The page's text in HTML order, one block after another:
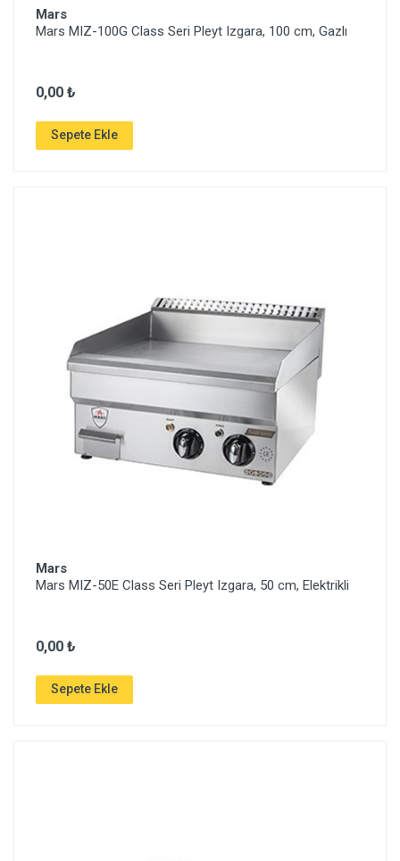
Mars
Mars MIZ-100G Class Seri Pleyt Izgara, 100 cm, Gazlı
0,00 ₺
Sepete Ekle
Mars
Mars MIZ-50E Class Seri Pleyt Izgara, 50 cm, Elektrikli
0,00 ₺
Sepete Ekle